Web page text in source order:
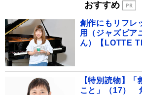
おすすめ
創作にもリフレ
用（ジャズピ
ん）【LOTTE
【特別読物】
こと」（17）